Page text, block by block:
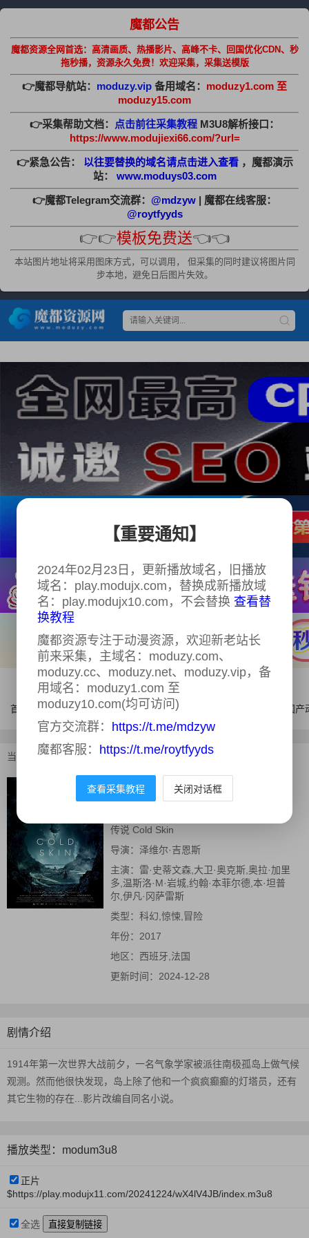
魔都公告
魔都资源全网首选：高清画质、热播影片、高峰不卡、回国优化CDN、秒
拖秒播，资源永久免费！欢迎采集，采集送模版
👉魔都导航站： moduzy.vip 备用域名： moduzy1.com 至
moduzy15.com
👉采集帮助文档： 点击前往采集教程 M3U8解析接口：
https://www.modujiexi66.com/?url=
👉紧急公告： 以往要替换的域名请点击进入查看 ，魔都演示
站：
www.moduys03.com
👉魔都Telegram交流群： @mdzyw | 魔都在线客服：
@roytfyyds
👉👉模板免费送👈👈
本站图片地址将采用图床方式，可以调用， 但采集的同时建议将图片同
步本地，避免日后图片失效。
首页 电影 连续剧 综艺 国
当前位置： 首页>电影>冰肤传说
冰肤传说
正片
传说 Cold Skin
导演： 泽维尔·吉恩斯
主演： 雷·史蒂文森,大卫·奥克斯,奥拉·加里
多,温斯洛·M·岩城,约翰·本菲尔德,本·坦普
尔,伊凡·冈萨雷斯
类型： 科幻,惊悚,冒险
年份： 2017
地区： 西班牙,法国
更新时间： 2024-12-28
剧情介绍
1914年第一次世界大战前夕，一名气象学家被派往南极孤岛上做气候
观测。然而他很快发现，岛上除了他和一个疯疯癫癫的灯塔员，还有
其它生物的存在...影片改编自同名小说。
播放类型：modum3u8
正片
$https://play.modujx11.com/20241224/wX4lV4JB/index.m3u8
全选
【重要通知】
2024年02月23日，更新播放域名，旧播放
域名：play.modujx.com，替换成新播放域
名：play.modujx10.com，不会替换 查看替
换教程
魔都资源专注于动漫资源，欢迎新老站长
前来采集，主域名：moduzy.com、
moduzy.cc、moduzy.net、moduzy.vip，备
用域名：moduzy1.com 至
moduzy10.com(均可访问)
官方交流群： https://t.me/mdzyw
魔都客服： https://t.me/roytfyyds
查看采集教程 关闭对话框